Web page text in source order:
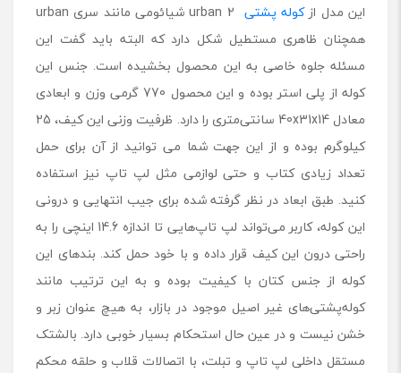
این مدل ازکوله پشتی
2 urban شیائومی مانند سری urban
همچنان ظاهری مستطیل شکل دارد که البته باید گفت این
مسئله جلوه خاصی به این محصول بخشیده است. جنس این
کوله از پلی استر بوده و این محصول 770 گرمی وزن و ابعادی
معادل 40x31x14 سانتی‌متری را دارد. ظرفیت وزنی این کیف، 25
کیلوگرم بوده و از این جهت شما می توانید از آن برای حمل
تعداد زیادی کتاب و حتی لوازمی مثل لپ تاپ نیز استفاده
کنید. طبق ابعاد در نظر گرفته شده برای جیب انتهایی و درونی
این کوله، کاربر می‌تواند لپ تاپ‌هایی تا اندازه 14.6 اینچی را به
راحتی درون این کیف قرار داده و با خود حمل کند. بند‌های این
کوله از جنس کتان با کیفیت بوده و به این ترتیب مانند
کوله‌پشتی‌های غیر اصیل موجود در بازار، به هیچ عنوان زبر و
خشن نیست و در عین حال استحکام بسیار خوبی دارد. بالشتک
مستقل داخلی لپ تاپ و تبلت، با اتصالات قلاب و حلقه محکم